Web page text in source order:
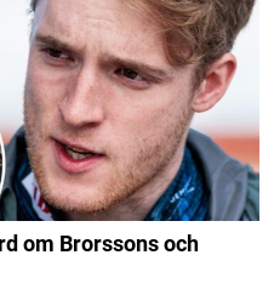
om Brorssons och